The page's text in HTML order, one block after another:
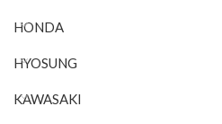
HONDA
HYOSUNG
KAWASAKI